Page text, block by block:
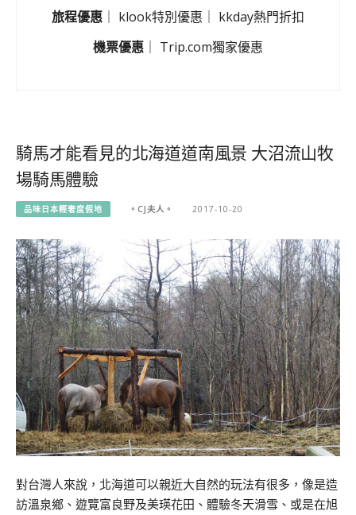
旅程優惠 ｜ klook特別優惠 ｜ kkday熱門折扣
機票優惠
Trip.com獨家優惠
騎馬才能看見的北海道道南風景 大沼流山牧
場騎馬體驗
品味日本輕奢度假地 。CJ夫人。 2017-10-20
對台灣人來說，北海道可以親近大自然的玩法有很多，像是造
訪溫泉鄉、遊覽富良野及美瑛花田、體驗冬天滑雪、或是在旭